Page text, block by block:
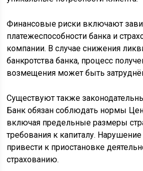
Финансовые риски включают
платежеспособности банка и
компании. В случае снижения
банкротства банка, процесс
возмещения может быть
Существуют также
Банк обязан соблюдать нормы
включая предельные размеры
требования к капиталу.
привести к приостановке
страхованию.